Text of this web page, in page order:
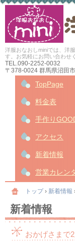
洋服おなおしminiでは、洋
す。お気軽にお問い合わせ
TEL.090-2252-0032
〒378-0024 群馬県沼田
TopPage
料金表
手作り
アクセス
新着情報
営業カレン
トップ› 新着情報
新着情報
おかげさまで